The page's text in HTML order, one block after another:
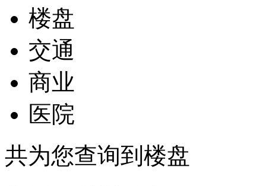
楼盘
交通
商业
医院
共为您查询到 楼盘